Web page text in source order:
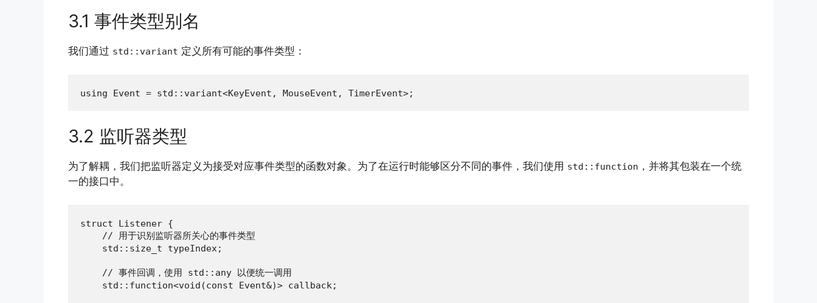
3.1 事件类型别名
我们通过 std::variant 定义所有可能的事件类型：
using Event = std::variant<KeyEvent, MouseEvent, TimerEvent>;
3.2 监听器类型
为了解耦，我们把监听器定义为接受对应事件类型的函数对象。为了在运行时能够区分不同的事件，我们使用 std::function ，并将其包装在一个统
一的接口中。
struct Listener {
    // 用于识别监听器所关心的事件类型
    std::size_t typeIndex;
    // 事件回调，使用 std::any 以便统一调用
    std::function<void(const Event&)> callback;